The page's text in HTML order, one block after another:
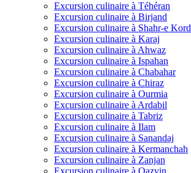
Excursion culinaire à Téhéran
Excursion culinaire à Birjand
Excursion culinaire à Shahr-e Kord
Excursion culinaire à Karaj
Excursion culinaire à Ahwaz
Excursion culinaire à Ispahan
Excursion culinaire à Chabahar
Excursion culinaire à Chiraz
Excursion culinaire à Ourmia
Excursion culinaire à Ardabil
Excursion culinaire à Tabriz
Excursion culinaire à Ilam
Excursion culinaire à Sanandaj
Excursion culinaire à Kermanchah
Excursion culinaire à Zanjan